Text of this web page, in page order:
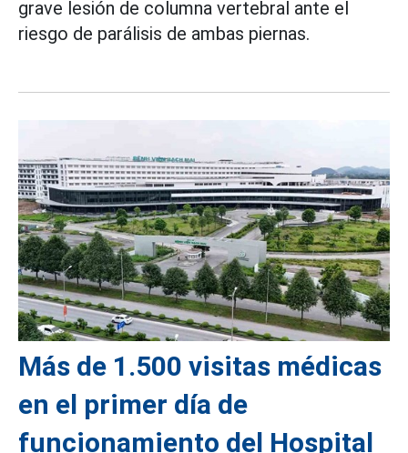
grave lesión de columna vertebral ante el
riesgo de parálisis de ambas piernas.
Más de 1.500 visitas médicas
en el primer día de
funcionamiento del Hospital